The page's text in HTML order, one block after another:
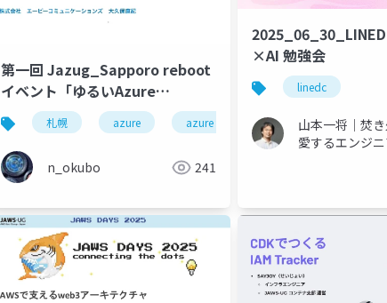
第一回 Jazug_Sapporo reboot
イベント「ゆるいAzure
Functions」
札幌 azure azure functions
n_okubo 241
×AI 勉強会
linedc
山本一将｜焚
愛するエンジ